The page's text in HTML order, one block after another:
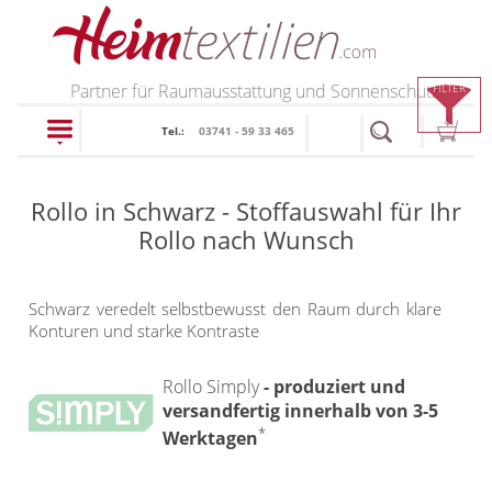
PRODUKTE
Faltstores in
Wabenplissee
Verdunklungsplissee
Rollos nach Maß
Rollos in Standardgrößen
Thermo Rollo
Doppelrollo
Partner für Raumausstattung und Sonnenschutz
Tel.: 03741 - 59 33 465
FILTER
Rollo in Schwarz - Stoffauswahl für Ihr
Rollo nach Wunsch
Schwarz veredelt selbstbewusst den Raum durch klare
Konturen und starke Kontraste
Rollo Simply- produziert und
versandfertig innerhalb von 3-5
Werktagen*